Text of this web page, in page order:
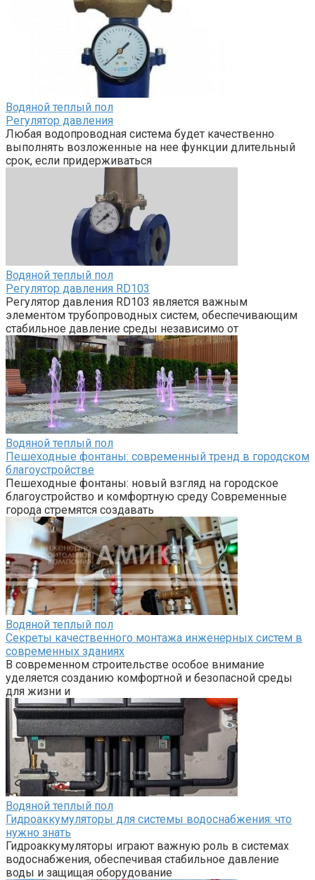
Водяной теплый пол
Регулятор давления
Любая водопроводная система будет качественно
выполнять возложенные на нее функции длительный
срок, если придерживаться
Водяной теплый пол
Регулятор давления RD103
Регулятор давления RD103 является важным
элементом трубопроводных систем, обеспечивающим
стабильное давление среды независимо от
Водяной теплый пол
Пешеходные фонтаны: современный тренд в городском
благоустройстве
Пешеходные фонтаны: новый взгляд на городское
благоустройство и комфортную среду Современные
города стремятся создавать
Водяной теплый пол
Секреты качественного монтажа инженерных систем в
современных зданиях
В современном строительстве особое внимание
уделяется созданию комфортной и безопасной среды
для жизни и
Водяной теплый пол
Гидроаккумуляторы для системы водоснабжения: что
нужно знать
Гидроаккумуляторы играют важную роль в системах
водоснабжения, обеспечивая стабильное давление
воды и защищая оборудование